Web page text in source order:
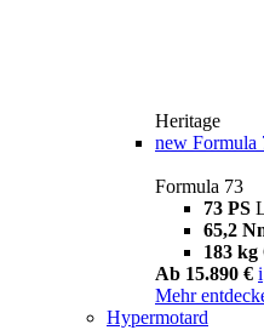
Heritage
new Formula
Formula 73
73 PS
65,2
183 kg
Ab 15.890 € i
Mehr
Hypermotard